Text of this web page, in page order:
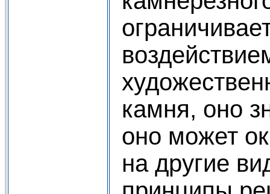
камня, оно
оно может
на другие